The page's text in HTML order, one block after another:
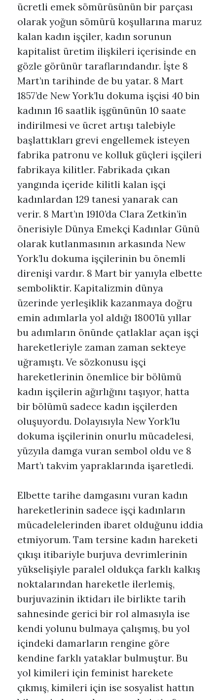
ücretli emek sömürüsünün bir parçası
olarak yoğun sömürü koşullarına maruz
kalan kadın işçiler, kadın sorunun
kapitalist üretim ilişkileri içerisinde en
gözle görünür taraflarındandır. İşte 8
Mart’ın tarihinde de bu yatar. 8 Mart
1857’de New York’lu dokuma işçisi 40 bin
kadının 16 saatlik işgününün 10 saate
indirilmesi ve ücret artışı talebiyle
başlattıkları grevi engellemek isteyen
fabrika patronu ve kolluk güçleri işçileri
fabrikaya kilitler. Fabrikada çıkan
yangında içeride kilitli kalan işçi
kadınlardan 129 tanesi yanarak can
verir. 8 Mart’ın 1910’da Clara Zetkin’in
önerisiyle Dünya Emekçi Kadınlar Günü
olarak kutlanmasının arkasında New
York’lu dokuma işçilerinin bu önemli
direnişi vardır. 8 Mart bir yanıyla elbette
semboliktir. Kapitalizmin dünya
üzerinde yerleşiklik kazanmaya doğru
emin adımlarla yol aldığı 1800’lü yıllar
bu adımların önünde çatlaklar açan işçi
hareketleriyle zaman zaman sekteye
uğramıştı. Ve sözkonusu işçi
hareketlerinin önemlice bir bölümü
kadın işçilerin ağırlığını taşıyor, hatta
bir bölümü sadece kadın işçilerden
oluşuyordu. Dolayısıyla New York’lu
dokuma işçilerinin onurlu mücadelesi,
yüzyıla damga vuran sembol oldu ve 8
Mart’ı takvim yapraklarında işaretledi.
Elbette tarihe damgasını vuran kadın
hareketlerinin sadece işçi kadınların
mücadelelerinden ibaret olduğunu iddia
etmiyorum. Tam tersine kadın hareketi
çıkışı itibariyle burjuva devrimlerinin
yükselişiyle paralel oldukça farklı kalkış
noktalarından hareketle ilerlemiş,
burjuvazinin iktidarı ile birlikte tarih
sahnesinde gerici bir rol almasıyla ise
kendi yolunu bulmaya çalışmış, bu yol
içindeki damarların rengine göre
kendine farklı yataklar bulmuştur. Bu
yol kimileri için feminist harekete
çıkmış, kimileri için ise sosyalist hattın